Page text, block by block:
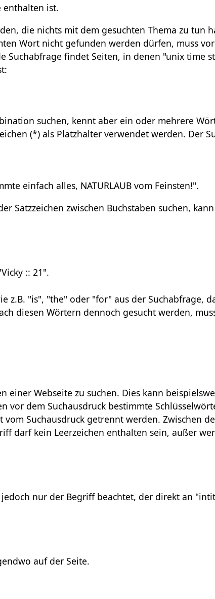
enthalten ist.
die nichts mit dem gesuchten Thema zu tun
Wort nicht gefunden werden dürfen, muss
Suchabfrage findet Seiten, in denen "unix time
suchen, kennt aber ein oder mehrere
(*) als Platzhalter verwendet werden. Der
einfach alles, NATURLAUB vom Feinsten!".
Satzzeichen zwischen Buchstaben suchen,
:: 21".
z.B. "is", "the" oder "for" aus der Suchabfrage,
diesen Wörtern dennoch gesucht werden,
Webseite zu suchen. Dies kann
vor dem Suchausdruck bestimmte
Suchausdruck getrennt werden. Zwischen
darf kein Leerzeichen enthalten sein, außer
nur der Begriff beachtet, der direkt an
auf der Seite.